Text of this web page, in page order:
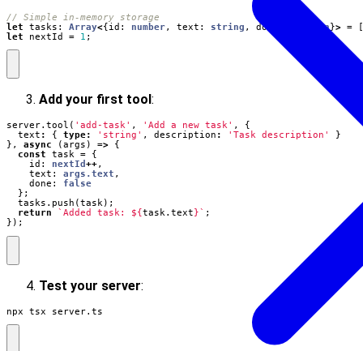
let
tasks : Array<{id : number, text : string , done boolean}> =
let
nextId = 1 ;
Add your first tool:
server. tool ( 'add-task' , 'Add a new task' ,
{
text : { type: 'string' , description : 'Task description'
}
},
async (args ) =>
{
const
task =
{
id : nextId++,
text : args.text ,
done : false
};
tasks . push (task );
return
`Added task: ${task . text}` ;
});
Test your server:
npx tsx server.ts